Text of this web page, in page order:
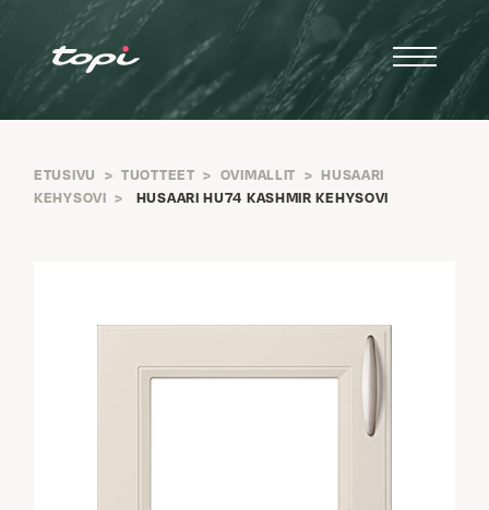
ETUSIVU > TUOTTEET > OVIMALLIT > HUSAARI
KEHYSOVI > HUSAARI HU74 KASHMIR KEHYSOVI